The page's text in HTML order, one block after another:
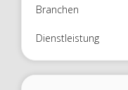
Branchen
Dienstleistung